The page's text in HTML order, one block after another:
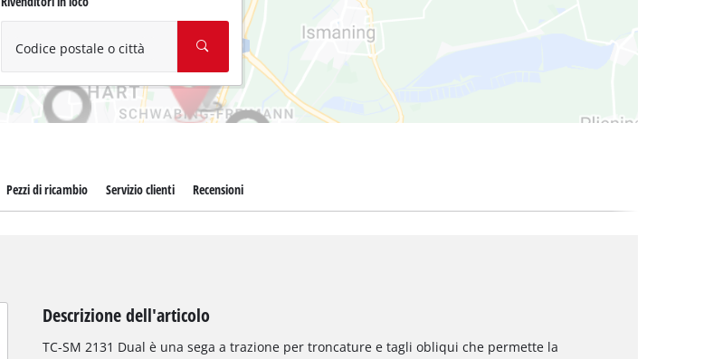
Codice postale o città
Pezzi di ricambio Servizio clienti Recensioni
Descrizione dell'articolo
TC-SM 2131 Dual è una sega a trazione per troncature e tagli obliqui che permette la